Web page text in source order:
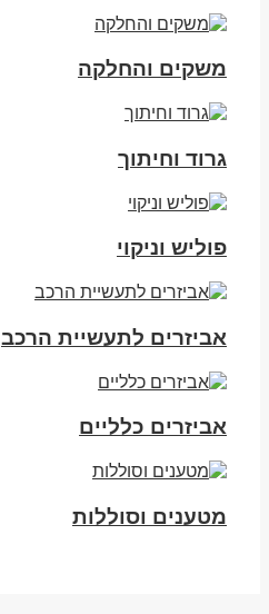
משקים והחלקה
גרוד וחיתוך
פוליש וניקוי
אביזרים לתעשיית הרכב
אביזרים כלליים
מטענים וסוללות